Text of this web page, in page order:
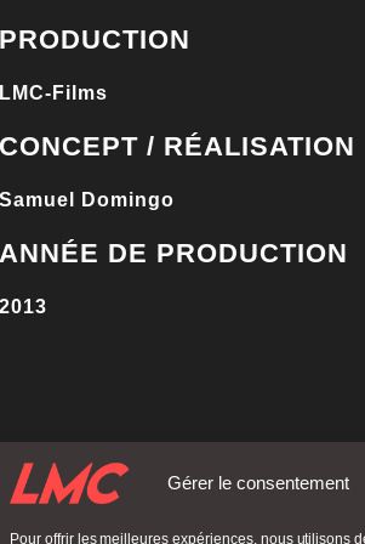
Gérer le consentement
Pour offrir les meilleures expériences, nous utilisons
Films
/ RÉALISATION
Domingo
DE PRODUCTION